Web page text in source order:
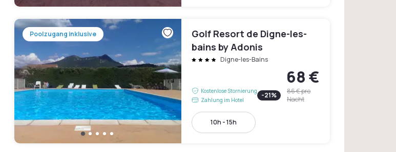
Poolzugang inklusive
Golf Resort de Digne-les-
bains by Adonis
Digne-les-Bains
Kostenlose Stornierung
Zahlung im Hotel
68 €
-21% 86 €pro
Nacht
10h - 15h